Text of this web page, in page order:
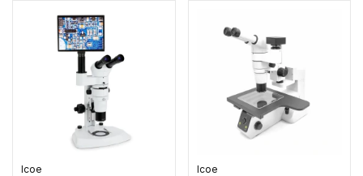
Icoe Icoe